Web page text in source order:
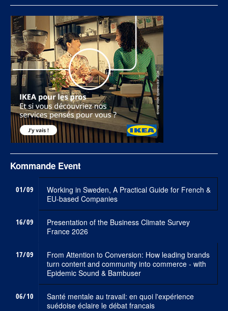
Kommande Event
01/09
Working in Sweden, A Practical Guide for French &
EU-based Companies
16/09
Presentation of the Business Climate Survey
France 2026
17/09
From Attention to Conversion: How leading brands
turn content and community into commerce - with
Epidemic Sound & Bambuser
06/10
Santé mentale au travail: en quoi l'expérience
suédoise éclaire le débat francais